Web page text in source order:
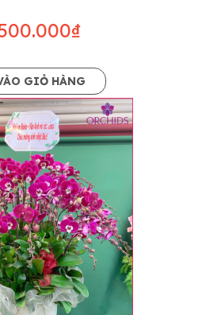
nên có thể sẽ
điểm hoa nở
80-90%,
báo và tư vấn
với người
GIỎ HÀNG